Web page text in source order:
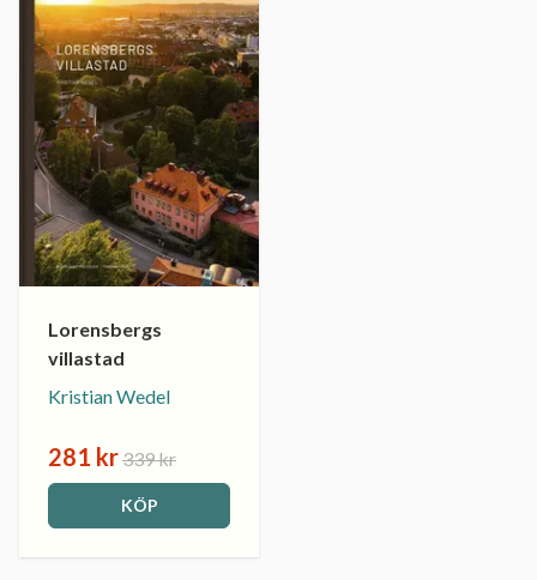
Lorensbergs
villastad
Kristian Wedel
281 kr339 kr
KÖP